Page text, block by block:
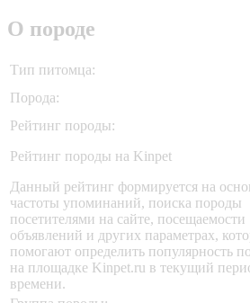
О породе
Тип питомца:
Порода:
Рейтинг породы:
Рейтинг породы на Kinpet
Данный рейтинг формируется на
частоты упоминаний, поиска породы
посетителями на сайте, посещаемости
объявлений и других параметрах,
помогают определить популярность
на площадке Kinpet.ru в текущий
времени.